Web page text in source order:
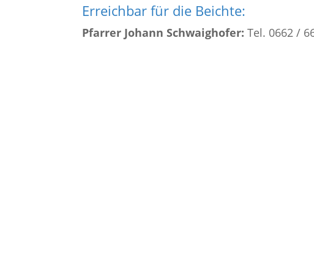
Erreichbar für die Beichte:
Pfarrer Johann Schwaighofer:Tel. 0662 /